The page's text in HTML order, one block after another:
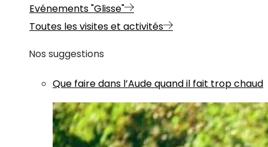
Evénements "Glisse"
Toutes les visites et activités
Nos suggestions
Que faire dans l’Aude quand il fait trop chaud